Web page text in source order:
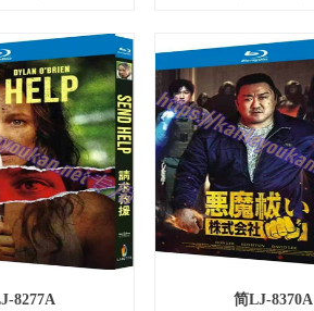
8277A 简LJ-8370A